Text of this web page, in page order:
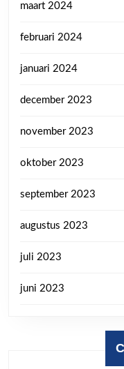
maart 2024
februari 2024
januari 2024
december 2023
november 2023
oktober 2023
september 2023
augustus 2023
juli 2023
juni 2023